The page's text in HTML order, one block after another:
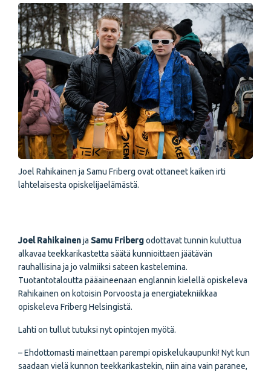
Joel Rahikainen ja Samu Friberg ovat ottaneet kaiken irti
lahtelaisesta opiskelijaelämästä.
Joel Rahikainenja Samu Fribergodottavat tunnin kuluttua
alkavaa teekkarikastetta säätä kunnioittaen jäätävän
rauhallisina ja jo valmiiksi sateen kastelemina.
Tuotantotaloutta pääaineenaan englannin kielellä opiskeleva
Rahikainen on kotoisin Porvoosta ja energiatekniikkaa
opiskeleva Friberg Helsingistä.
Lahti on tullut tutuksi nyt opintojen myötä.
– Ehdottomasti mainettaan parempi opiskelukaupunki! Nyt kun
saadaan vielä kunnon teekkarikastekin, niin aina vain paranee,